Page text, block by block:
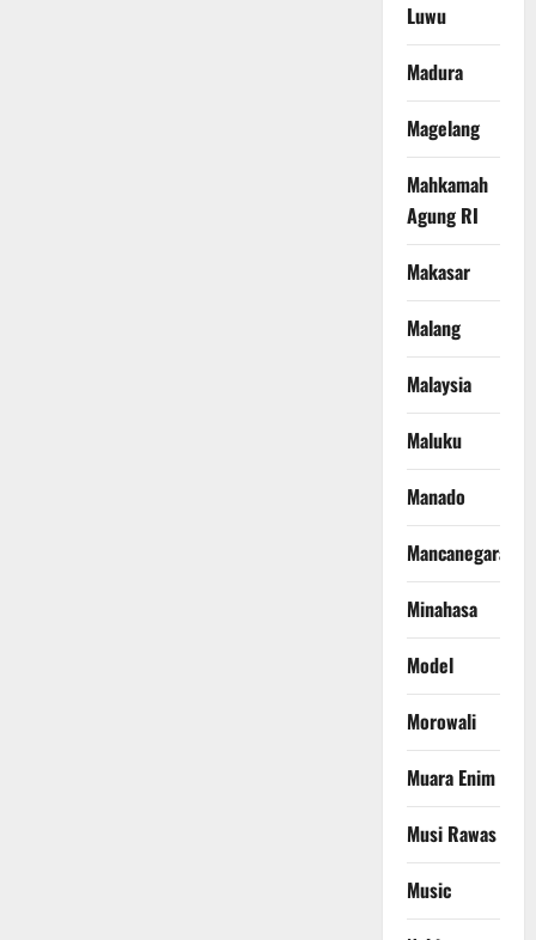
Luwu
Madura
Magelang
Mahkamah
Agung RI
Makasar
Malang
Malaysia
Maluku
Manado
Mancanegara
Minahasa
Model
Morowali
Muara Enim
Musi Rawas
Music